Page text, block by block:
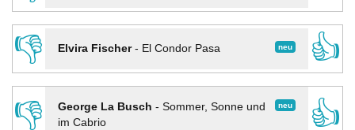
👎
neu
Elvira Fischer- El Condor Pasa
👍
👎
neu
George La Busch - Sommer, Sonne und
im Cabrio
👍